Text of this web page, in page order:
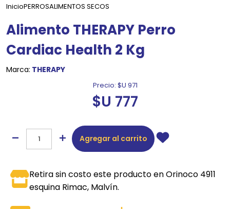
InicioPERROSALIMENTOS SECOS
Alimento THERAPY Perro
Cardiac Health 2 Kg
Marca: THERAPY
Precio: $U 971
$U 777
Agregar al carrito
Retira sin costo este producto en Orinoco 4911
esquina Rimac, Malvín.